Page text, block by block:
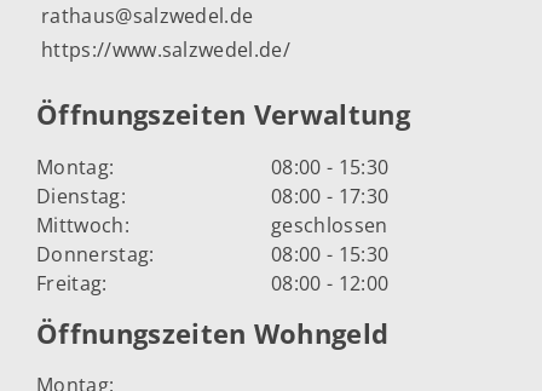
rathaus@salzwedel.de
https://www.salzwedel.de/
Öffnungszeiten Verwaltung
Montag:
08:00 - 15:30
Dienstag:
08:00 - 17:30
Mittwoch:
geschlossen
Donnerstag:
08:00 - 15:30
Freitag:
08:00 - 12:00
Öffnungszeiten Wohngeld
Montag: